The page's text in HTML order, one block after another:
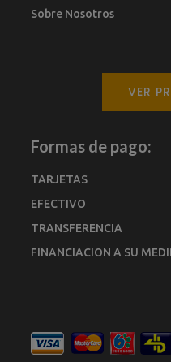
Sobre Nosotros
VER
Formas de pago:
TARJETAS
EFECTIVO
TRANSFERENCIA
FINANCIACION A SU